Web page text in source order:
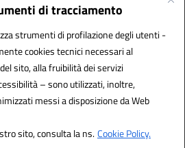
di tracciamento
strumenti di profilazione degli utenti -
cookies tecnici necessari al
sito, alla fruibilità dei servizi
– sono utilizzati, inoltre,
messi a disposizione da Web
sito, consulta la ns.Cookie Policy.
peee052003@pec.istruzione.it
Amministrazioni (IPA): istsc_peee052003
UF01MF
by 3D Solution S.r.l.
by Designers Italia